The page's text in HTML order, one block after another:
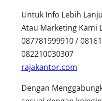
Untuk Info Lebih
Atau Marketing Kami
087781999910 /
082210030307
rajakantor.com
Dengan